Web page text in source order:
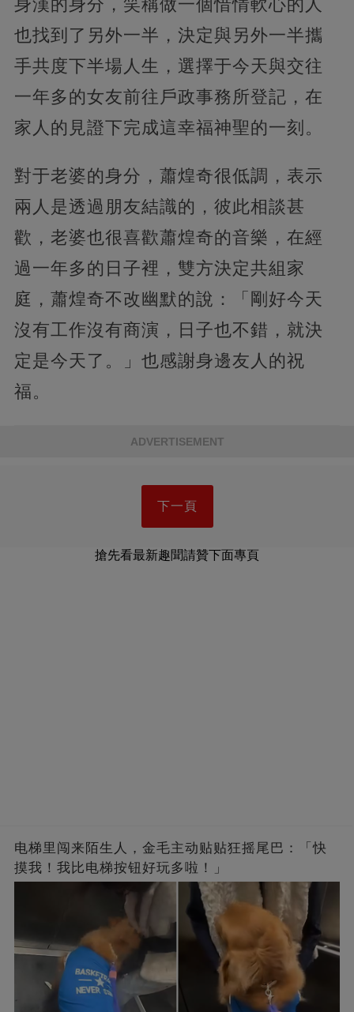
身漢的身分，笑稱做一個惜情軟心的人
也找到了另外一半，決定與另外一半攜
手共度下半場人生，選擇于今天與交往
一年多的女友前往戶政事務所登記，在
家人的見證下完成這幸福神聖的一刻。
對于老婆的身分，蕭煌奇很低調，表示
兩人是透過朋友結識的，彼此相談甚
歡，老婆也很喜歡蕭煌奇的音樂，在經
過一年多的日子裡，雙方決定共組家
庭，蕭煌奇不改幽默的說：「剛好今天
沒有工作沒有商演，日子也不錯，就決
定是今天了。」也感謝身邊友人的祝
福。
ADVERTISEMENT
下一頁
搶先看最新趣聞請贊下面專頁
电梯里闯来陌生人，金毛主动贴贴狂摇尾巴：「快
摸我！我比电梯按钮好玩多啦！」